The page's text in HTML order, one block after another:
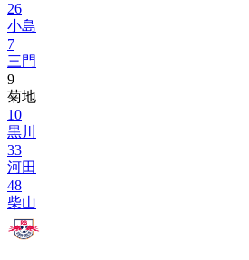
26
小島
7
三門
9
菊地
10
黒川
33
河田
48
柴山